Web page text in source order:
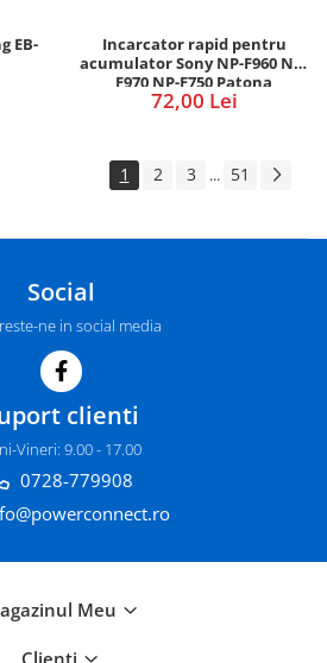
EB-
Incarcator rapid pentru
acumulator Sony NP-F960 NP-
F970 NP-F750 Patona
72,00 Lei
1 2 3 ... 51
Social
ne in social media
clienti
Vineri: 9.00 - 17.00
0728-779908
Meu